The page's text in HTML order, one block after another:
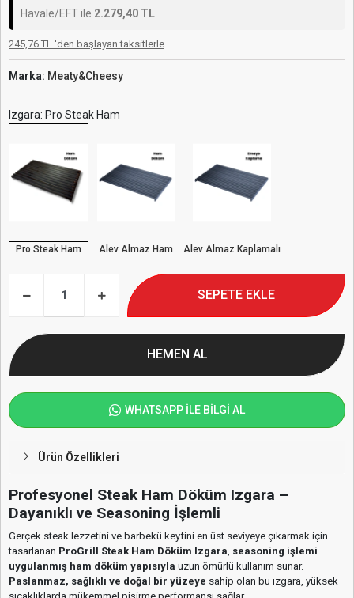
Havale/EFT ile 2.279,40 TL
245,76 TL 'den başlayan taksitlerle
Marka: Meaty&Cheesy
Izgara: Pro Steak Ham
Pro Steak Ham Alev Almaz Ham Alev Almaz Kaplamalı
SEPETE EKLE
HEMEN AL
WHATSAPP İLE BİLGİ AL
Ürün Özellikleri
Profesyonel Steak Ham Döküm Izgara –
Dayanıklı ve Seasoning İşlemli
Gerçek steak lezzetini ve barbekü keyfini en üst seviyeye çıkarmak için
tasarlanan ProGrill Steak Ham Döküm Izgara seasoning işlemi
uygulanmış ham döküm yapısıyla uzun ömürlü kullanım sunar.
Paslanmaz, sağlıklı ve doğal bir yüzeye sahip olan bu ızgara, yüksek